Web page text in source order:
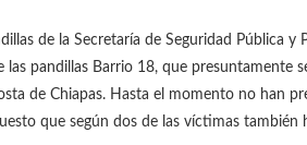
de la Secretaría de Seguridad Pública y
pandillas Barrio 18, que presuntamente
de Chiapas. Hasta el momento no han
que según dos de las víctimas